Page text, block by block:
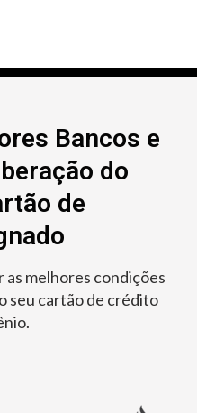
Bancos e
do
de
melhores condições
seu cartão de crédito